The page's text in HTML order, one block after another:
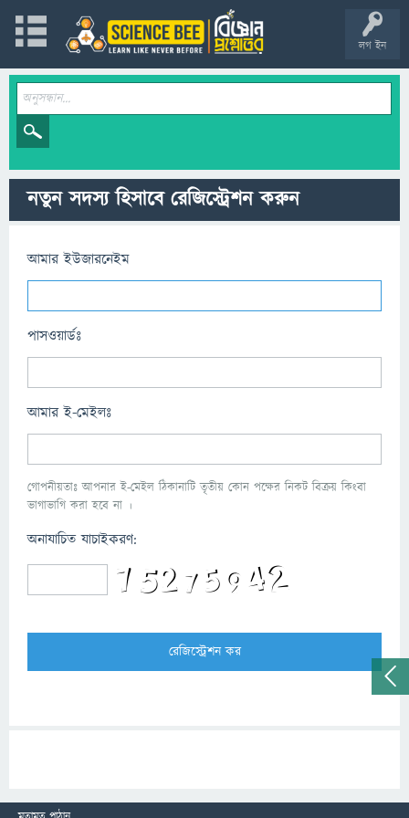
লগ ইন
নতুন সদস্য হিসাবে রেজিস্ট্রেশন করুন
আমার ইউজারনেইম
পাসওয়ার্ডঃ
আমার ই-মেইলঃ
গোপনীয়তাঃ আপনার ই-মেইল ঠিকানাটি তৃতীয় কোন পক্ষের নিকট বিক্রয় কিংবা
ভাগাভাগি করা হবে না ।
অনাযাচিত যাচাইকরণ: